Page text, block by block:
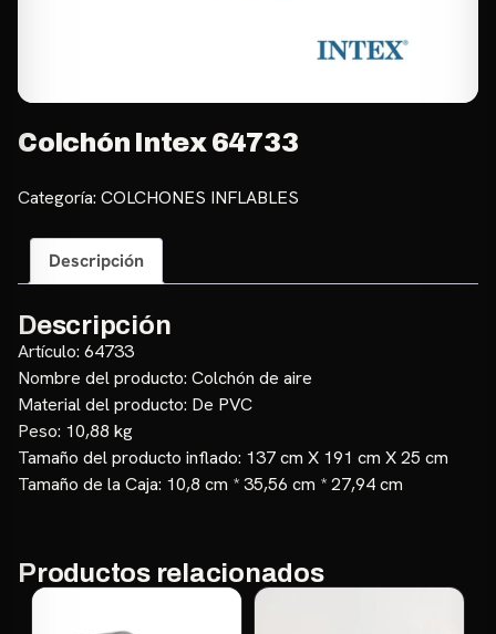
Colchón Intex 64733
Categoría: COLCHONES INFLABLES
Descripción
Descripción
Artículo: 64733
Nombre del producto: Colchón de aire
Material del producto: De PVC
Peso: 10,88 kg
Tamaño del producto inflado: 137 cm X 191 cm X 25 cm
Tamaño de la Caja: 10,8 cm * 35,56 cm * 27,94 cm
Productos relacionados